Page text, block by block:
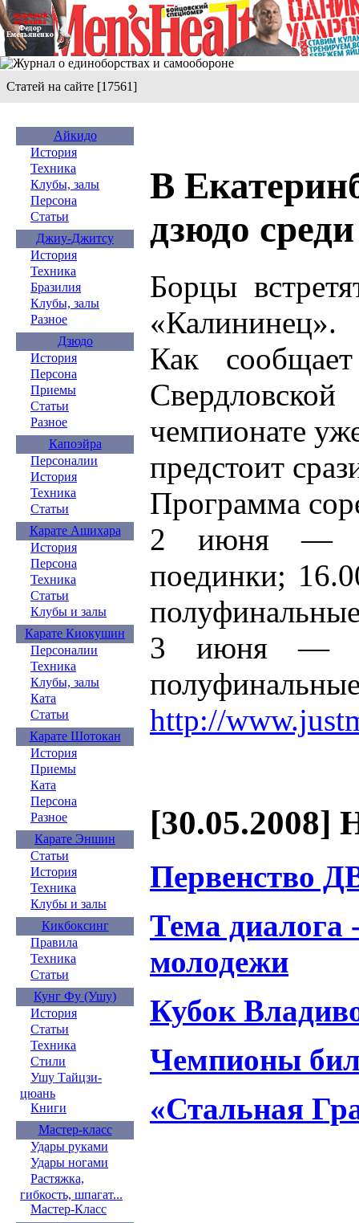
Статей на сайте [17561]
Айкидо
История
Техника
Клубы, залы
Персона
Статьи
Джиу-Джитсу
История
Техника
Бразилия
Клубы, залы
Разное
Дзюдо
История
Персона
Приемы
Статьи
Разное
Капоэйра
Персоналии
История
Техника
Статьи
Карате Ашихара
История
Персона
Техника
Статьи
Клубы и залы
Карате Киокушин
Персоналии
Техника
Клубы, залы
Ката
Статьи
Карате Шотокан
История
Приемы
Ката
Персона
Разное
Карате Эншин
Статьи
История
Техника
Клубы и залы
Кикбоксинг
Правила
Техника
Статьи
Кунг Фу (Ушу)
История
Статьи
Техника
Стили
Ушу Тайцзи-
цюань
Книги
Мастер-класс
Удары руками
Удары ногами
Растяжка,
гибкость, шпагат...
Мастер-Класс
В
дзюдо
Борцы
«Калининец».
Как
чемпионате
предстоит
Программа
2 июня —
поединки;
3 июня —
http://
[30.05.2008]
Первенство
Тема диалога
молодежи
Кубок
Чемпионы
«Стальная